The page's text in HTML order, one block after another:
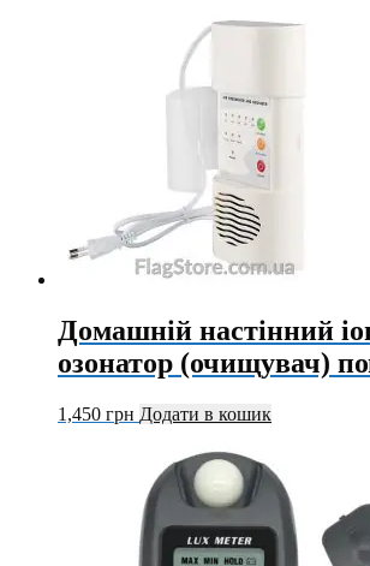
Домашній настінний
озонатор (очищувач)
1,450 грн Додати в кошик